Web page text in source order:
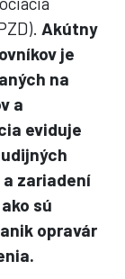
Akútny
je
na
a
eviduje
zariadení
sú
opravár